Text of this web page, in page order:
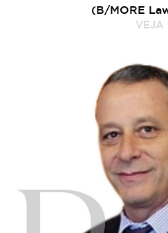
(B/MORE
VEJA